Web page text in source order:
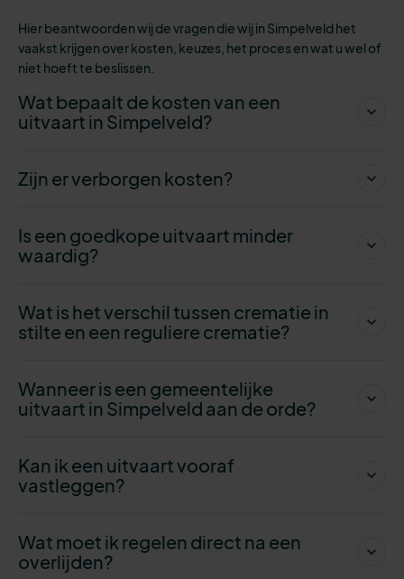
Hier beantwoorden wij de vragen die wij in Simpelveld het
vaakst krijgen over kosten, keuzes, het proces en wat u wel of
niet hoeft te beslissen.
Wat bepaalt de kosten van een
uitvaart in Simpelveld?
Zijn er verborgen kosten?
Is een goedkope uitvaart minder
waardig?
Wat is het verschil tussen crematie in
stilte en een reguliere crematie?
Wanneer is een gemeentelijke
uitvaart in Simpelveld aan de orde?
Kan ik een uitvaart vooraf
vastleggen?
Wat moet ik regelen direct na een
overlijden?